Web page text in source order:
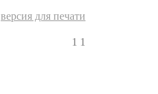
версия для печати
1 1